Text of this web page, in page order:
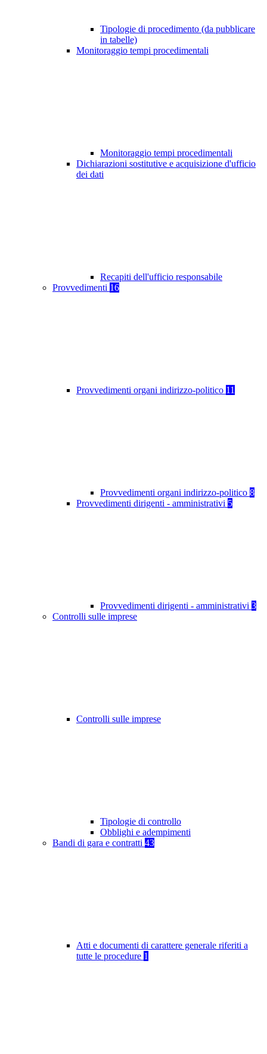
Tipologie di procedimento (da pubblicare
in tabelle)
Monitoraggio tempi procedimentali
Monitoraggio tempi procedimentali
Dichiarazioni sostitutive e acquisizione d'ufficio
dei dati
Recapiti dell'ufficio responsabile
Provvedimenti 16
Provvedimenti organi indirizzo-politico 11
Provvedimenti organi indirizzo-politico 8
Provvedimenti dirigenti - amministrativi 5
Provvedimenti dirigenti - amministrativi 3
Controlli sulle imprese
Controlli sulle imprese
Tipologie di controllo
Obblighi e adempimenti
Bandi di gara e contratti 43
Atti e documenti di carattere generale riferiti a
tutte le procedure 1